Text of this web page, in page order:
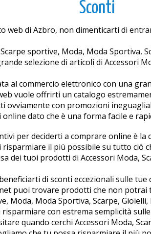
Sconti
web di Azbro, non dimenticarti di
sportive, Moda, Moda Sportiva,
selezione di articoli di Accessori
al commercio elettronico con una
vuole offrirti un catalogo
ovviamente con promozioni
dato che è una forma facile e
per deciderti a comprare online è
il più possibile su tutto ciò
dei tuoi prodotti di Accessori Moda,
di sconti eccezionali sulle
puoi trovare prodotti che non potrai
Moda, Moda Sportiva, Scarpe,
con estrema semplicità
quando cerchi Accessori Moda,